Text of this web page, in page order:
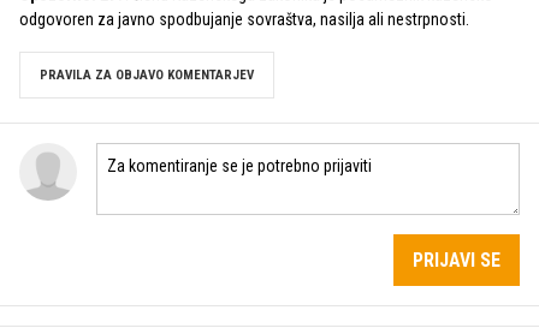
odgovoren za javno spodbujanje sovraštva, nasilja ali nestrpnosti.
PRAVILA ZA OBJAVO KOMENTARJEV
PRIJAVI SE